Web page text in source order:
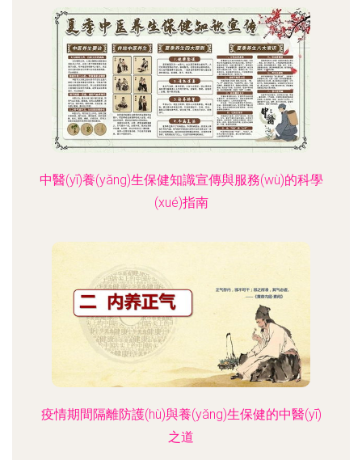
中醫(yī)養(yǎng)生保健知識宣傳與服務(wù)的科學
(xué)指南
疫情期間隔離防護(hù)與養(yǎng)生保健的中醫(yī)
之道